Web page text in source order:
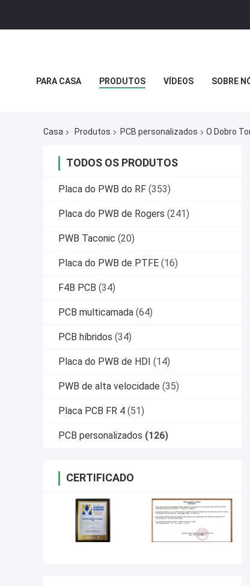
PARA CASA PRODUTOS VÍDEOS SOBRE
Casa Produtos PCB personalizados O Dobro
TODOS OS PRODUTOS
Placa do PWB do RF (353)
Placa do PWB de Rogers (241)
PWB Taconic (20)
Placa do PWB de PTFE (16)
F4B PCB (34)
PCB multicamada (64)
PCB híbridos (34)
Placa do PWB de HDI (14)
PWB de alta velocidade (35)
Placa PCB FR 4 (51)
PCB personalizados (126)
CERTIFICADO